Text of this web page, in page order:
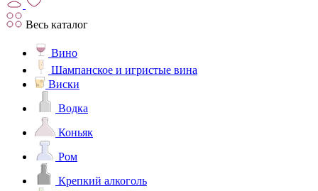
Весь каталог
Вино
Шампанское и игристые вина
Виски
Водка
Коньяк
Ром
Крепкий алкоголь